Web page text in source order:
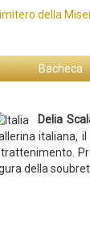
della
Bacheca
Delia
italiana,
della